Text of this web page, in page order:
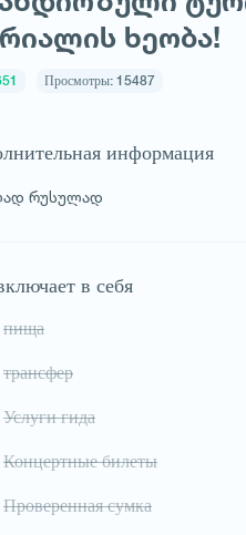
ხეობა!
Просмотры: 15487
информация
რუსულად
в себя
пища
трансфер
Услуги гида
Концертные билеты
Проверенная сумка